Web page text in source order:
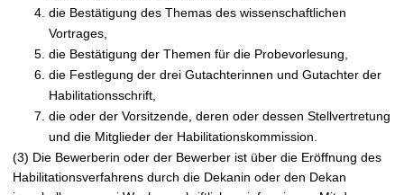
die Bestätigung des Themas des wissenschaftlichen
Vortrages,
die Bestätigung der Themen für die Probevorlesung,
die Festlegung der drei Gutachterinnen und Gutachter der
Habilitationsschrift,
die oder der Vorsitzende, deren oder dessen Stellvertretung
und die Mitglieder der Habilitationskommission.
(3) Die Bewerberin oder der Bewerber ist über die Eröffnung des
Habilitationsverfahrens durch die Dekanin oder den Dekan